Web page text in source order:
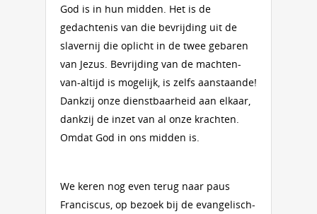
God is in hun midden. Het is de
gedachtenis van die bevrijding uit de
slavernij die oplicht in de twee gebaren
van Jezus. Bevrijding van de machten-
van-altijd is mogelijk, is zelfs aanstaande!
Dankzij onze dienstbaarheid aan elkaar,
dankzij de inzet van al onze krachten.
Omdat God in ons midden is.
We keren nog even terug naar paus
Franciscus, op bezoek bij de evangelisch-